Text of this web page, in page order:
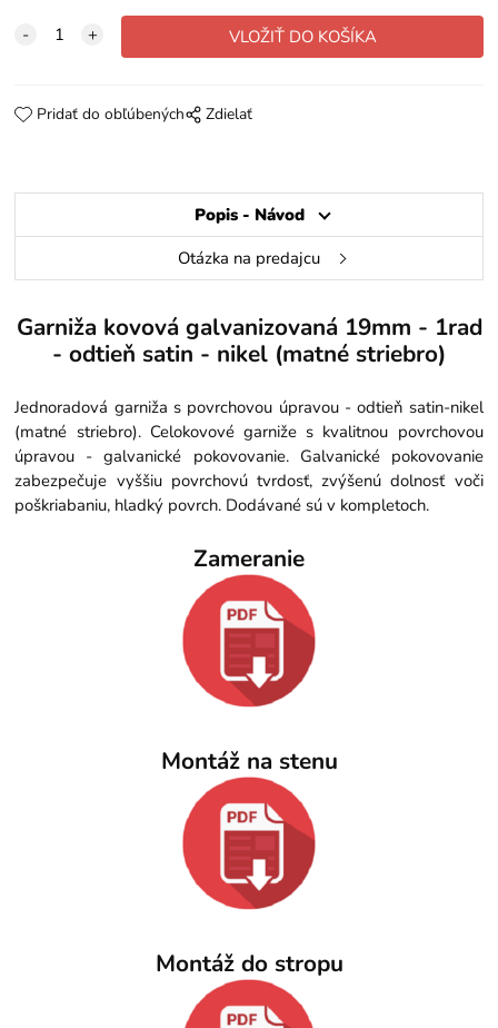
Pridať do obľúbených Zdielať
Popis - Návod
Otázka na predajcu
Garniža kovová galvanizovaná 19mm - 1rad
- odtieň satin - nikel (matné striebro)
Jednoradová garniža s povrchovou úpravou - odtieň satin-nikel
(matné striebro). Celokovové garniže s kvalitnou povrchovou
úpravou - galvanické pokovovanie. Galvanické pokovovanie
zabezpečuje vyššiu povrchovú tvrdosť, zvýšenú dolnosť voči
poškriabaniu, hladký povrch. Dodávané sú v kompletoch.
Zameranie
Montáž na stenu
Montáž do stropu